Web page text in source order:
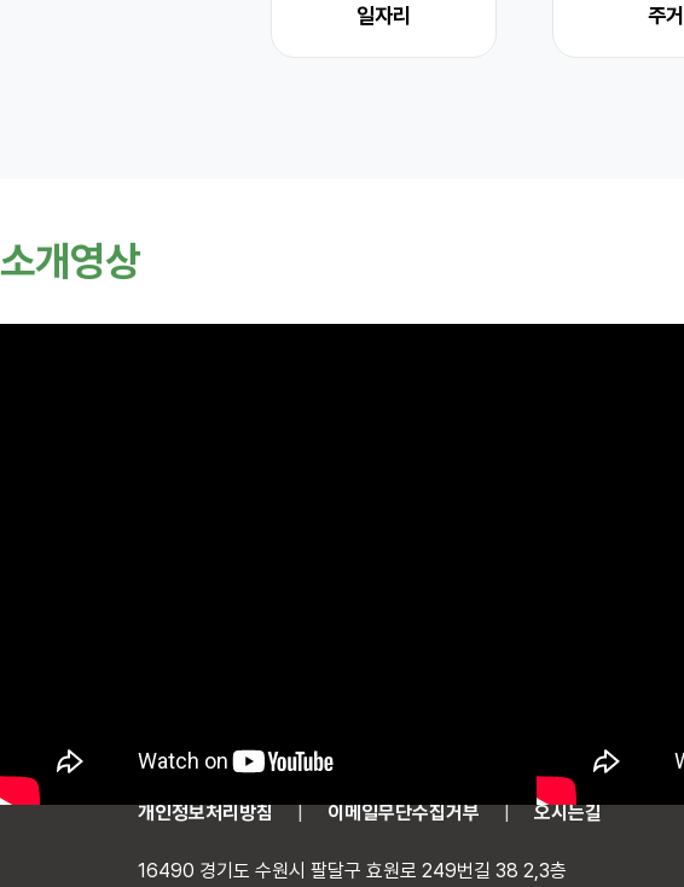
일자리 주거
소개영상
개인정보처리방침 이메일무단수집거부 오시는길
16490 경기도 수원시 팔달구 효원로 249번길 38 2,3층